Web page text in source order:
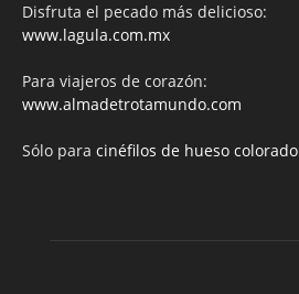
Disfruta el pecado más delicioso:
www.lagula.com.mx
Para viajeros de corazón:
www.almadetrotamundo.com
Sólo para cinéfilos de hueso colorado